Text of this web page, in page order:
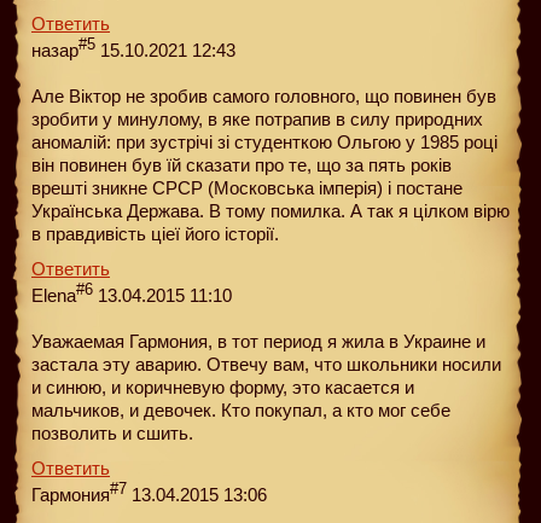
Ответить
назар#5 15.10.2021 12:43
Але Віктор не зробив самого головного, що повинен був
зробити у минулому, в яке потрапив в силу природних
аномалій: при зустрічі зі студенткою Ольгою у 1985 році
він повинен був їй сказати про те, що за пять років
врешті зникне СРСР (Московська імперія) і постане
Українська Держава. В тому помилка. А так я цілком вірю
в правдивість ціеї його історії.
Ответить
Elena#6 13.04.2015 11:10
Уважаемая Гармония, в тот период я жила в Украине и
застала эту аварию. Отвечу вам, что школьники носили
и синюю, и коричневую форму, это касается и
мальчиков, и девочек. Кто покупал, а кто мог себе
позволить и сшить.
Ответить
Гармония#7 13.04.2015 13:06